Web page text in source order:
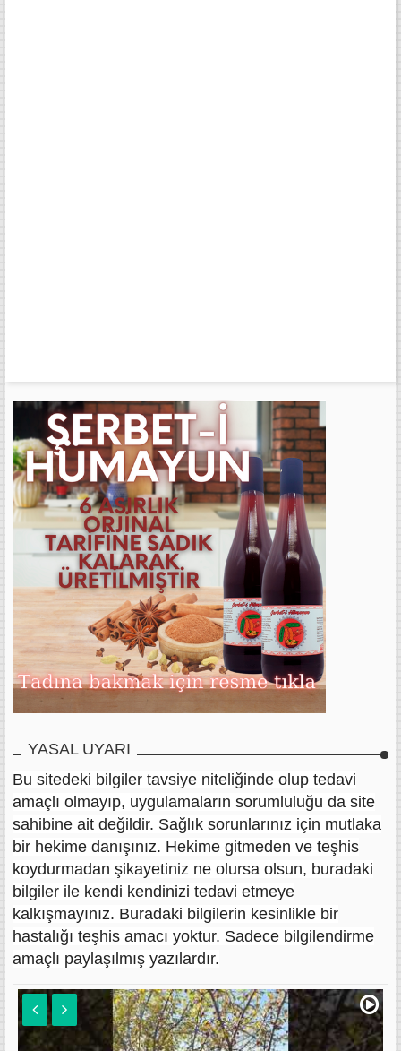
YASAL UYARI
Bu sitedeki bilgiler tavsiye niteliğinde olup tedavi
amaçlı olmayıp, uygulamaların sorumluluğu da site
sahibine ait değildir. Sağlık sorunlarınız için mutlaka
bir hekime danışınız. Hekime gitmeden ve teşhis
koydurmadan şikayetiniz ne olursa olsun, buradaki
bilgiler ile kendi kendinizi tedavi etmeye
kalkışmayınız. Buradaki bilgilerin kesinlikle bir
hastalığı teşhis amacı yoktur. Sadece bilgilendirme
amaçlı paylaşılmış yazılardır.